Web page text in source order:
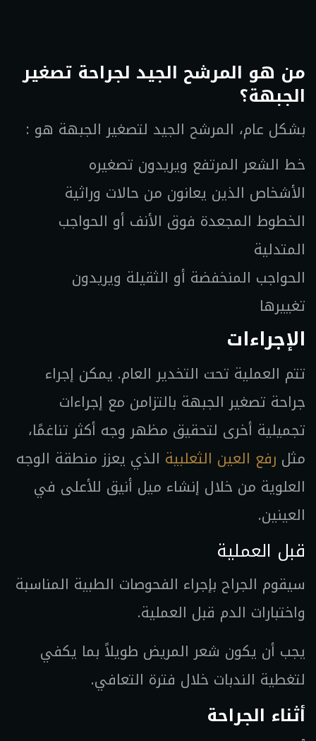
من هو المرشح الجيد لجراحة تصغير
الجبهة؟
بشكل عام، المرشح الجيد لتصغير الجبهة هو :
خط الشعر المرتفع ويريدون تصغيره
الأشخاص الذين يعانون من حالات وراثية
الخطوط المجعدة فوق الأنف أو الحواجب
المتدلية
الحواجب المنخفضة أو الثقيلة ويريدون
تغييرها
الإجراءات
تتم العملية تحت التخدير العام. يمكن إجراء
جراحة تصغير الجبهة بالتزامن مع إجراءات
تجميلية أخرى لتحقيق مظهر وجه أكثر تناغمًا،
مثل رفع العين الثعلبية الذي يعزز منطقة الوجه
العلوية من خلال إنشاء ميل أنيق للأعلى في
العينين.
قبل العملية
سيقوم الجراح بإجراء الفحوصات الطبية المناسبة
واختبارات الدم قبل العملية.
يجب أن يكون شعر المريض طويلاً بما يكفي
لتغطية الندبات خلال فترة التعافي.
أثناء الجراحة